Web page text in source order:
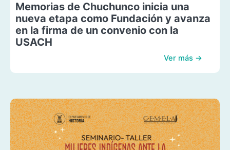
Memorias de Chuchunco inicia una
nueva etapa como Fundación y avanza
en la firma de un convenio con la
USACH
Ver más →